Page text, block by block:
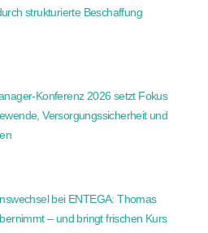
strukturierte Beschaffung
Konferenz 2026 setzt Fokus
Versorgungssicherheit und
bei ENTEGA: Thomas
– und bringt frischen Kurs